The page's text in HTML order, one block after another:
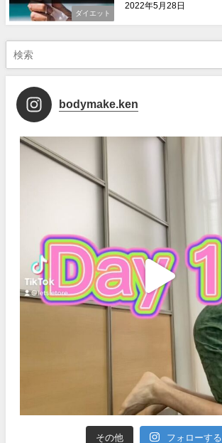
ダイエット
2022年5月28日
bodymake.ken
その他 フォローする